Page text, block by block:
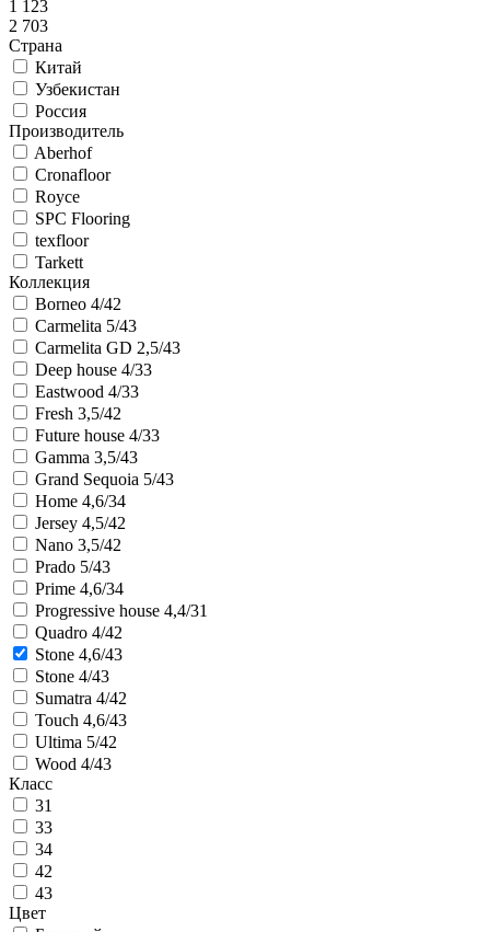
1 123
2 703
Страна
Китай
Узбекистан
Россия
Производитель
Aberhof
Cronafloor
Royce
SPC Flooring
texfloor
Tarkett
Коллекция
Borneo 4/42
Carmelita 5/43
Carmelita GD 2,5/43
Deep house 4/33
Eastwood 4/33
Fresh 3,5/42
Future house 4/33
Gamma 3,5/43
Grand Sequoia 5/43
Home 4,6/34
Jersey 4,5/42
Nano 3,5/42
Prado 5/43
Prime 4,6/34
Progressive house 4,4/31
Quadro 4/42
Stone 4,6/43
Stone 4/43
Sumatra 4/42
Touch 4,6/43
Ultima 5/42
Wood 4/43
Класс
31
33
34
42
43
Цвет